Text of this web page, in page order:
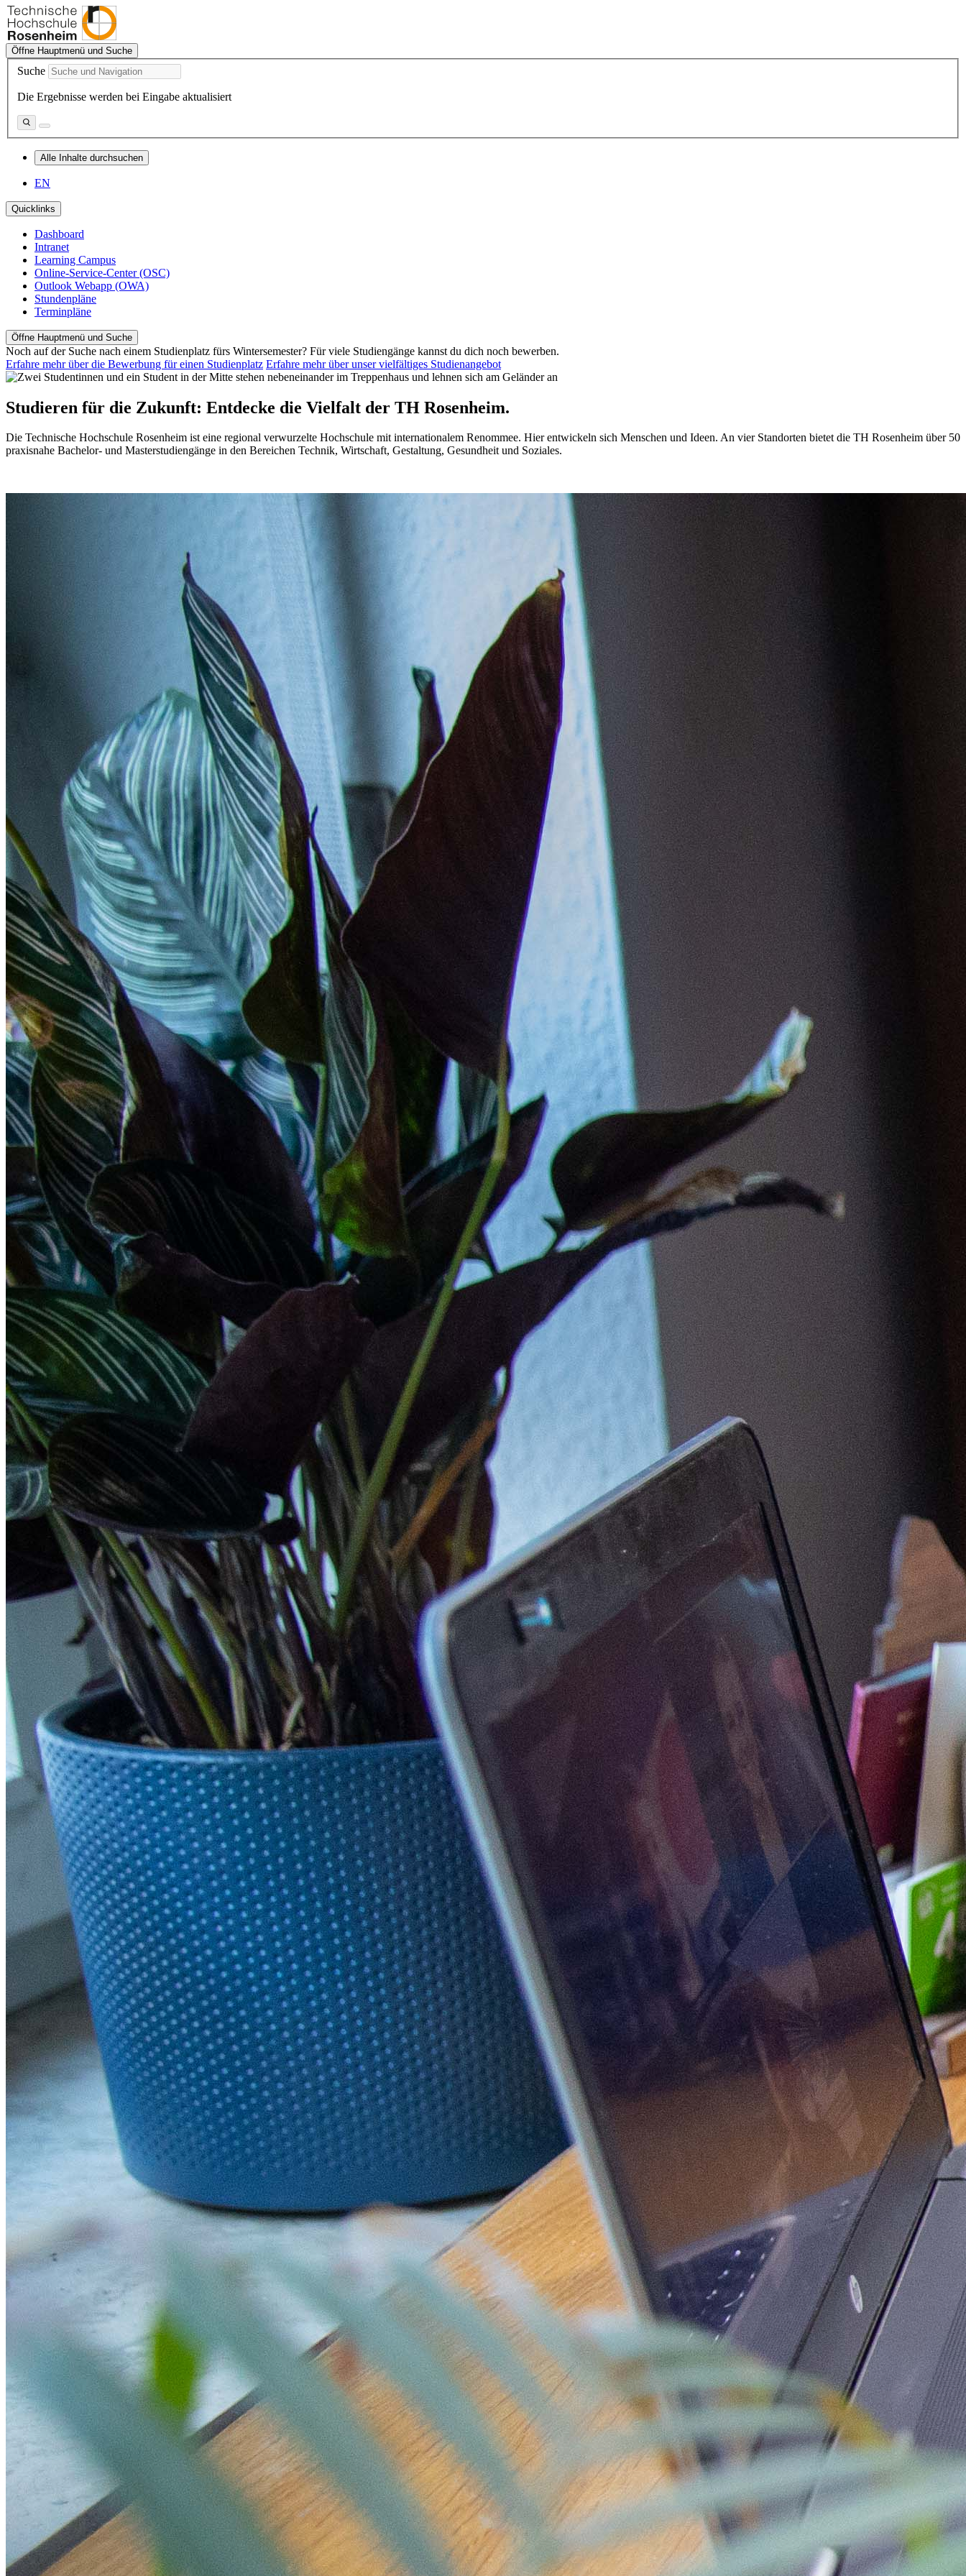
Öffne Hauptmenü und Suche
Suche
Die Ergebnisse werden bei Eingabe aktualisiert
Alle Inhalte durchsuchen
EN
Quicklinks
Dashboard
Intranet
Learning Campus
Online-Service-Center (OSC)
Outlook Webapp (OWA)
Stundenpläne
Terminpläne
Öffne Hauptmenü und Suche
Noch auf der Suche nach einem Studienplatz fürs Wintersemester? Für viele Studiengänge kannst du dich noch bewerben.
Erfahre mehr über die Bewerbung für einen Studienplatz Erfahre mehr über unser vielfältiges Studienangebot
Studieren für die Zukunft: Entdecke die Vielfalt der TH Rosenheim.
Die Technische Hochschule Rosenheim ist eine regional verwurzelte Hochschule mit internationalem Renommee. Hier entwickeln sich Menschen und Ideen. An vier Standorten bietet die TH Rosenheim über 50
praxisnahe Bachelor- und Masterstudiengänge in den Bereichen Technik, Wirtschaft, Gestaltung, Gesundheit und Soziales.